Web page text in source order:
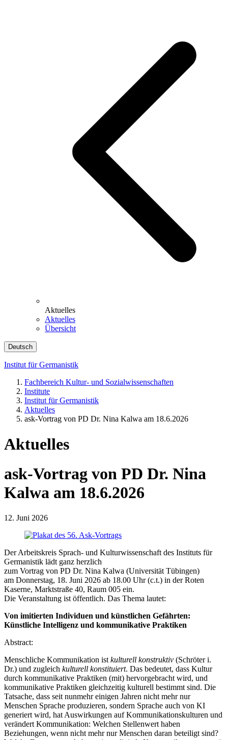
Aktuelles
Aktuelles
Übersicht
Deutsch
Institut für Germanistik
Fachbereich Kultur- und Sozialwissenschaften
Institute
Institut für Germanistik
Aktuelles
ask-Vortrag von PD Dr. Nina Kalwa am 18.6.2026
Aktuelles
ask-Vortrag von PD Dr. Nina
Kalwa am 18.6.2026
12. Juni 2026
Der Arbeitskreis Sprach- und Kulturwissenschaft des Instituts für
Germanistik lädt ganz herzlich
zum Vortrag von PD Dr. Nina Kalwa (Universität Tübingen)
am Donnerstag, 18. Juni 2026 ab 18.00 Uhr (c.t.) in der Roten
Kaserne, Marktstraße 40, Raum 005 ein.
Die Veranstaltung ist öffentlich. Das Thema lautet:
Von imitierten Individuen und künstlichen Gefährten:
Künstliche Intelligenz und kommunikative Praktiken
Abstract:
Menschliche Kommunikation ist kulturell konstruktiv (Schröter i.
Dr.) und zugleich kulturell konstituiert. Das bedeutet, dass Kultur
durch kommunikative Praktiken (mit) hervorgebracht wird, und
kommunikative Praktiken gleichzeitig kulturell bestimmt sind. Die
Tatsache, dass seit nunmehr einigen Jahren nicht mehr nur
Menschen Sprache produzieren, sondern Sprache auch von KI
generiert wird, hat Auswirkungen auf Kommunikationskulturen und
verändert Kommunikation: Welchen Stellenwert haben
Beziehungen, wenn nicht mehr nur Menschen daran beteiligt sind?